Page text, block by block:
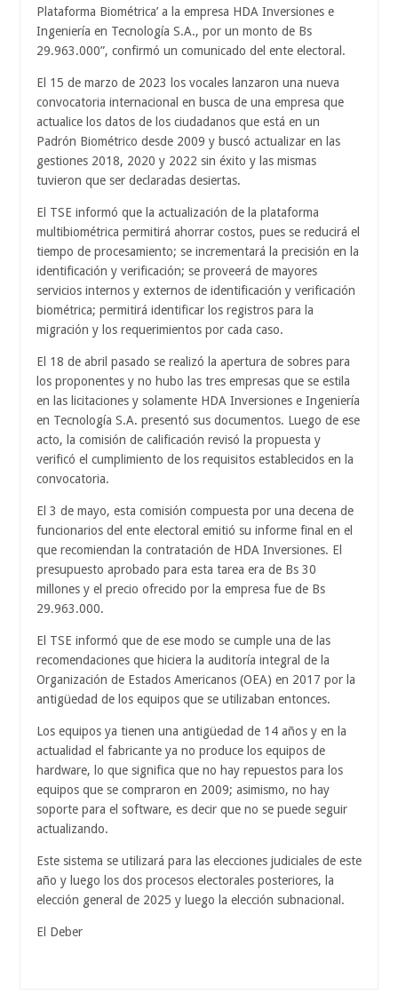
Plataforma Biométrica’ a la empresa HDA Inversiones e
Ingeniería en Tecnología S.A., por un monto de Bs
29.963.000”, confirmó un comunicado del ente electoral.
El 15 de marzo de 2023 los vocales lanzaron una nueva
convocatoria internacional en busca de una empresa que
actualice los datos de los ciudadanos que está en un
Padrón Biométrico desde 2009 y buscó actualizar en las
gestiones 2018, 2020 y 2022 sin éxito y las mismas
tuvieron que ser declaradas desiertas.
El TSE informó que la actualización de la plataforma
multibiométrica permitirá ahorrar costos, pues se reducirá el
tiempo de procesamiento; se incrementará la precisión en la
identificación y verificación; se proveerá de mayores
servicios internos y externos de identificación y verificación
biométrica; permitirá identificar los registros para la
migración y los requerimientos por cada caso.
El 18 de abril pasado se realizó la apertura de sobres para
los proponentes y no hubo las tres empresas que se estila
en las licitaciones y solamente HDA Inversiones e Ingeniería
en Tecnología S.A. presentó sus documentos. Luego de ese
acto, la comisión de calificación revisó la propuesta y
verificó el cumplimiento de los requisitos establecidos en la
convocatoria.
El 3 de mayo, esta comisión compuesta por una decena de
funcionarios del ente electoral emitió su informe final en el
que recomiendan la contratación de HDA Inversiones. El
presupuesto aprobado para esta tarea era de Bs 30
millones y el precio ofrecido por la empresa fue de Bs
29.963.000.
El TSE informó que de ese modo se cumple una de las
recomendaciones que hiciera la auditoría integral de la
Organización de Estados Americanos (OEA) en 2017 por la
antigüedad de los equipos que se utilizaban entonces.
Los equipos ya tienen una antigüedad de 14 años y en la
actualidad el fabricante ya no produce los equipos de
hardware, lo que significa que no hay repuestos para los
equipos que se compraron en 2009; asimismo, no hay
soporte para el software, es decir que no se puede seguir
actualizando.
Este sistema se utilizará para las elecciones judiciales de este
año y luego los dos procesos electorales posteriores, la
elección general de 2025 y luego la elección subnacional.
El Deber